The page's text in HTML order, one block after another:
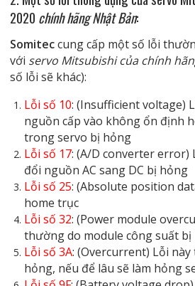
2020 chính hãng Nhật Bản:
Somiteccung cấp một số lỗi
với servo Mitsubishi của chính
số lỗi sẽ khác):
Lỗi số 10: (Insufficient voltage)
nguồn cấp vào không ổn định
trong servo bị hỏng
Lỗi số 17: (A/D converter error)
đổi nguồn AC sang DC bị hỏng
Lỗi số 25: (Absolute position
home trục
Lỗi số 32: (Power module
thường do module công suất
Lỗi số 3A: (Overcurrent) Lỗi
hỏng, nếu để lâu sẽ làm hỏng